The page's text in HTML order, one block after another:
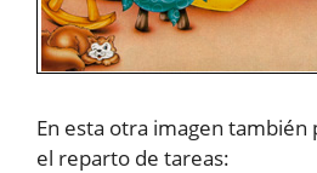
En esta otra imagen
el reparto de tareas: